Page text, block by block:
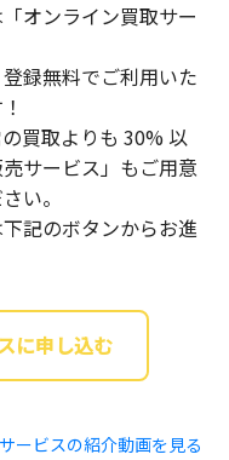
オンライン買取サー
録無料でご利用いた
買取よりも 30% 以
サービス」もご用意
い。
記のボタンからお進
に申し込む
ービスの紹介動画を見る